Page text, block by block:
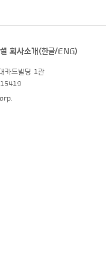
회사소개(한글/ENG)
카드빌딩 1관